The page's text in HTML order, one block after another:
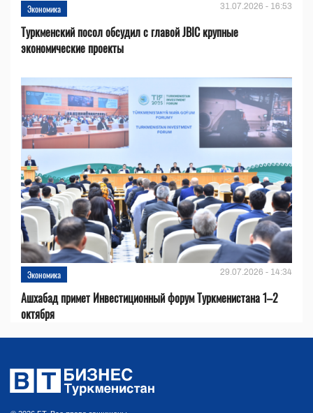
Экономика 31.07.2026 - 16:53
Туркменский посол обсудил с главой JBIC крупные
экономические проекты
Экономика 29.07.2026 - 14:34
Ашхабад примет Инвестиционный форум Туркменистана 1–2
октября